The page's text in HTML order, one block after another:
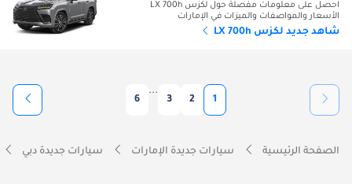
احصل على معلومات مفصلة حول لكزس LX 700h
الأسعار والمواصفات والميزات في الإمارات
شاهد جديد لكزس LX 700h
1
2
3
...
6
الصفحة الرئيسية سيارات جديدة الإمارات سيارات جديدة دبي